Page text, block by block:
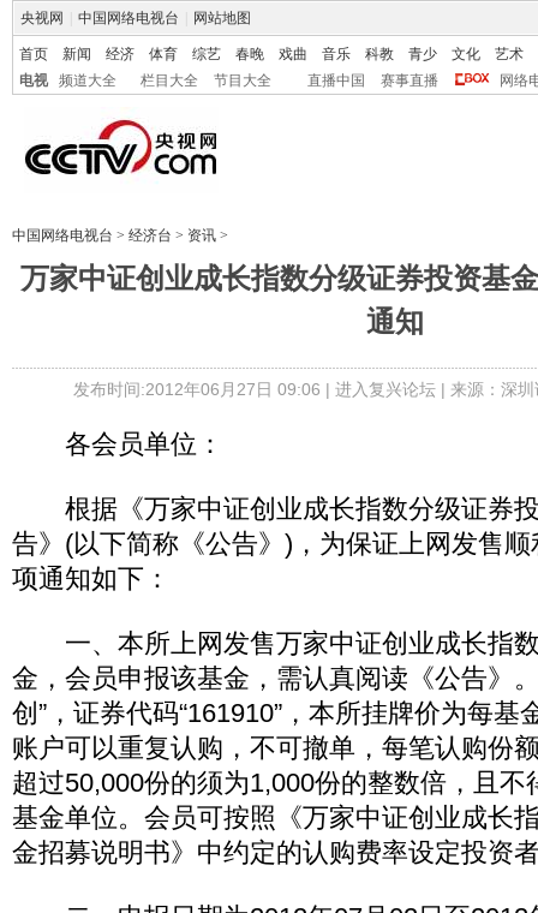
央视网 中国网络电视台 网站地图
首页 新闻 经济 体育 综艺 春晚 戏曲 音乐 科教 青少 文化
艺术
电视
频道大全 栏目大全 节目大全 直播中国 赛事直播 网络
中国网络电视台 > 经济台 > 资讯 >
万家中证创业成长指数分级证券投资基
通知
发布时间:2012年06月27日 09:06 | 进入复兴论坛| 来源：深
各会员单位：
根据《万家中证创业成长指数分级证券
告》(以下简称《公告》)，为保证上网发售
项通知如下：
一、本所上网发售万家中证创业成长指
金，会员申报该基金，需认真阅读《公告》
创”，证券代码“161910”，本所挂牌价为每基
账户可以重复认购，不可撤单，每笔认购份
超过50,000份的须为1,000份的整数倍，且不
基金单位。会员可按照《万家中证创业成长
金招募说明书》中约定的认购费率设定投资